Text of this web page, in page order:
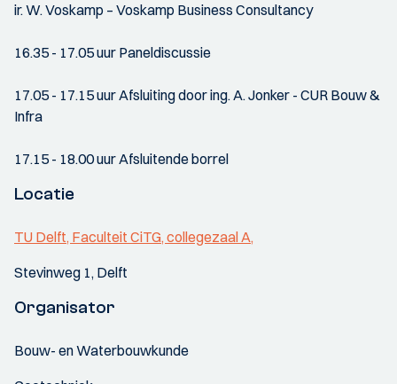
ir. W. Voskamp – Voskamp Business Consultancy
16.35 - 17.05 uur Paneldiscussie
17.05 - 17.15 uur Afsluiting door ing. A. Jonker - CUR Bouw &
Infra
17.15 - 18.00 uur Afsluitende borrel
Locatie
TU Delft, Faculteit CiTG, collegezaal A,
Stevinweg 1, Delft
Organisator
Bouw- en Waterbouwkunde